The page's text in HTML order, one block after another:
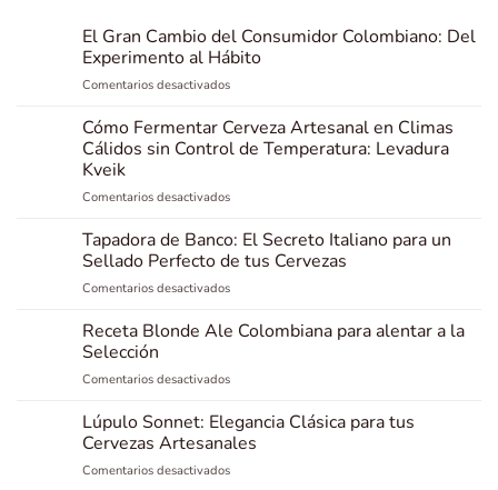
El Gran Cambio del Consumidor Colombiano: Del
Experimento al Hábito
Comentarios desactivadosen
Gran
Cambio
del
Colombiano:
Experimento
al
Hábito
Cómo Fermentar Cerveza Artesanal en Climas
Cálidos sin Control de Temperatura: Levadura
Kveik
Comentarios desactivadosen
Fermentar
Cerveza
Artesanal
en
Cálidos
de
Levadura
Kveik
Tapadora de Banco: El Secreto Italiano para un
Sellado Perfecto de tus Cervezas
Comentarios desactivadosen
de
Banco:
Secreto
para
un
Perfecto
Receta Blonde Ale Colombiana para alentar a la
Selección
Comentarios desactivadosen
Blonde
Ale
Colombiana
para
Lúpulo Sonnet: Elegancia Clásica para tus
Cervezas Artesanales
Comentarios desactivadosen